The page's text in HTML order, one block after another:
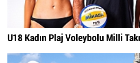
U18 Kadın Plaj Voleybolu Milli